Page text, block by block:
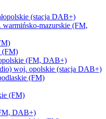
(stacja DAB+)
warmińsko-mazurskie (FM,
(FM)
(FM, DAB+)
woj. opolskie (stacja DAB+)
(FM)
(FM)
DAB+)